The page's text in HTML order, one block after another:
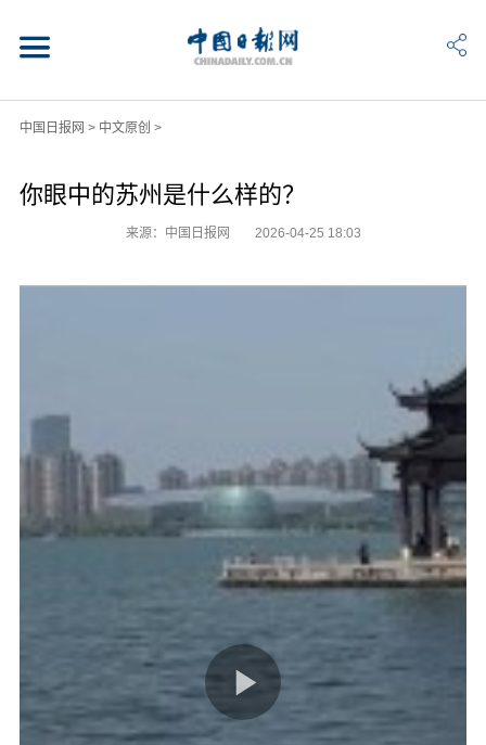
中国日报网 > 中文原创 >
你眼中的苏州是什么样的？
来源：中国日报网 2026-04-25 18:03